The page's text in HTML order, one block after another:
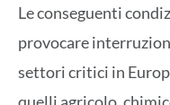
Le conseguenti
provocare
settori critici in